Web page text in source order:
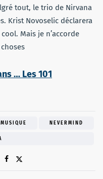
tout, le trio de Nirvana
Krist Novoselic déclarera
Mais je n’accorde
… Les 101
MUSIQUE NEVERMIND